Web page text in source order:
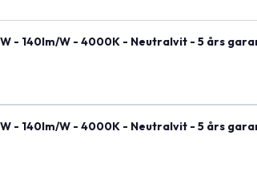
- 140lm/W - 4000K - Neutralvit - 5 års
- 140lm/W - 4000K - Neutralvit - 5 års